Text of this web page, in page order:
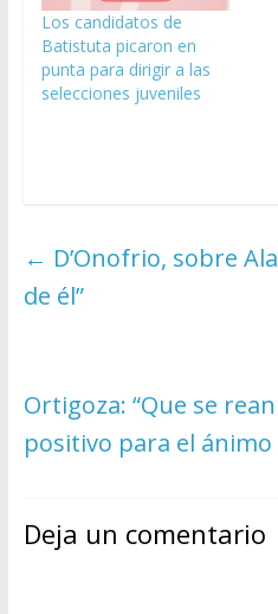
Los candidatos de
Batistuta picaron en
punta para dirigir a las
selecciones juveniles
← D’Onofrio, sobre
de él”
Ortigoza: “Que se
positivo para el ánimo
Deja un comentario